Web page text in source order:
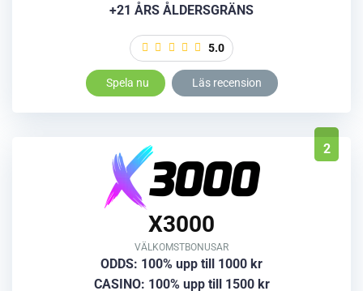
+21 ÅRS ÅLDERSGRÄNS
5.0
Spela nu Läs recension
2
X3000
VÄLKOMSTBONUSAR
ODDS: 100% upp till 1000 kr
CASINO: 100% upp till 1500 kr